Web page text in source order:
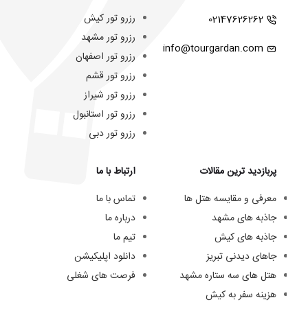
02147626262
info@tourgardan.com
رزرو تور کیش
رزرو تور مشهد
رزرو تور اصفهان
رزرو تور قشم
رزرو تور شیراز
رزرو تور استانبول
رزرو تور دبی
پربازدید ترین مقالات
معرفی و مقایسه هتل ها
جاذبه های مشهد
جاذبه های کیش
جاهای دیدنی تبریز
هتل های سه ستاره مشهد
هزینه سفر به کیش
ارتباط با ما
تماس با ما
درباره ما
تیم ما
دانلود اپلیکیشن
فرصت های شغلی